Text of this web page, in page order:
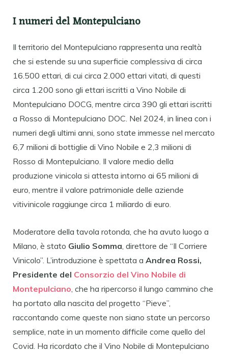
I numeri del Montepulciano
Il territorio del Montepulciano rappresenta una realtà
che si estende su una superficie complessiva di circa
16.500 ettari, di cui circa 2.000 ettari vitati, di questi
circa 1.200 sono gli ettari iscritti a Vino Nobile di
Montepulciano DOCG, mentre circa 390 gli ettari iscritti
a Rosso di Montepulciano DOC. Nel 2024, in linea con i
numeri degli ultimi anni, sono state immesse nel mercato
6,7 milioni di bottiglie di Vino Nobile e 2,3 milioni di
Rosso di Montepulciano. Il valore medio della
produzione vinicola si attesta intorno ai 65 milioni di
euro, mentre il valore patrimoniale delle aziende
vitivinicole raggiunge circa 1 miliardo di euro.
Moderatore della tavola rotonda, che ha avuto luogo a
Milano, è stato Giulio Somma, direttore de “Il Corriere
Vinicolo”. L’introduzione è spettata a Andrea Rossi,
Presidente del Consorzio del Vino Nobile di
Montepulciano, che ha ripercorso il lungo cammino che
ha portato alla nascita del progetto “Pieve”,
raccontando come queste non siano state un percorso
semplice, nate in un momento difficile come quello del
Covid. Ha ricordato che il Vino Nobile di Montepulciano